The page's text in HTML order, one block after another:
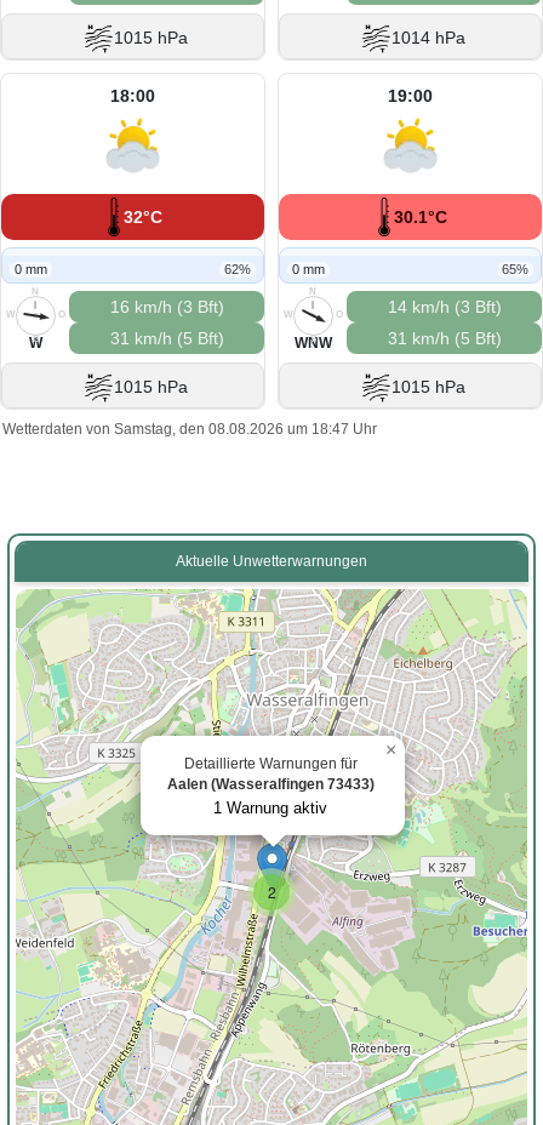
1015 hPa 1014 hPa
18:00
32°C
0 mm 62%
N
O
S
W
W
16 km/h (3 Bft)
31 km/h (5 Bft)
1015 hPa
19:00
30.1°C
0 mm 65%
N
O
S
W
WNW
14 km/h (3 Bft)
31 km/h (5 Bft)
1015 hPa
Wetterdaten von Samstag, den 08.08.2026 um 18:47 Uhr
Aktuelle Unwetterwarnungen
2
Detaillierte Warnungen für
Aalen (Wasseralfingen 73433)
1 Warnung aktiv
×